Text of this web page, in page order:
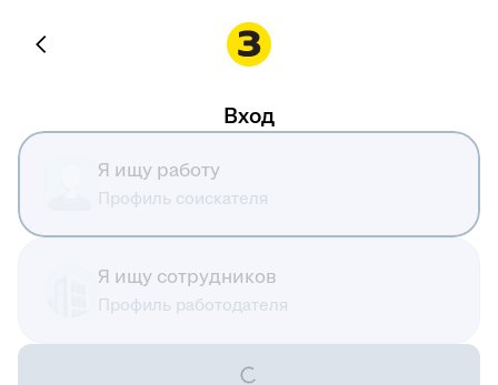
Вход
Я ищу работу
Профиль соискателя
Я ищу сотрудников
Профиль работодателя